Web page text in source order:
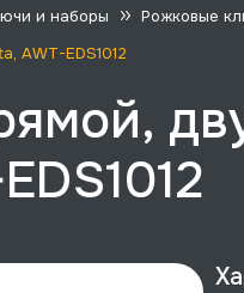
и наборы Рожковые
AWT-EDS1012